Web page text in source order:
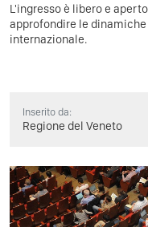
L'ingresso è libero e
approfondire le
internazionale.
Inserito da:
Regione del Veneto